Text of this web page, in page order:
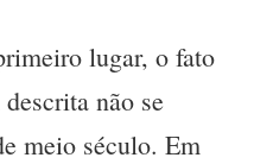
lugar, o fato
não se
meio século. Em